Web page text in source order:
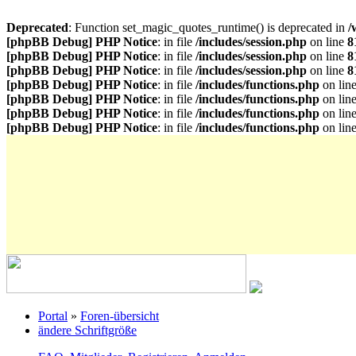
Deprecated: Function set_magic_quotes_runtime() is deprecated in /
[phpBB Debug] PHP Notice: in file /includes/session.php on line
[phpBB Debug] PHP Notice: in file /includes/session.php on line
[phpBB Debug] PHP Notice: in file /includes/session.php on line
[phpBB Debug] PHP Notice: in file /includes/functions.php on
[phpBB Debug] PHP Notice: in file /includes/functions.php on
[phpBB Debug] PHP Notice: in file /includes/functions.php on
[phpBB Debug] PHP Notice: in file /includes/functions.php on
Portal » Foren-übersicht
ändere Schriftgröße